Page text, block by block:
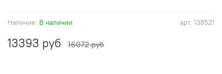
арт. 138521
Наличие: В наличии
13393 руб 16072 руб